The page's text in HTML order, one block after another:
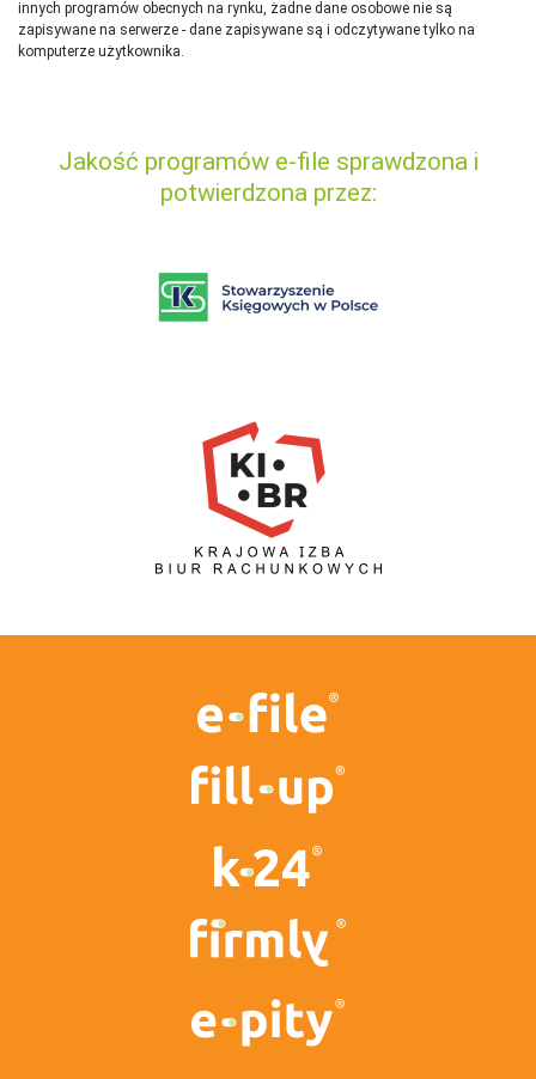
innych programów obecnych na rynku, żadne dane osobowe nie są
zapisywane na serwerze - dane zapisywane są i odczytywane tylko na
komputerze użytkownika.
Jakość programów e-file sprawdzona i
potwierdzona przez: